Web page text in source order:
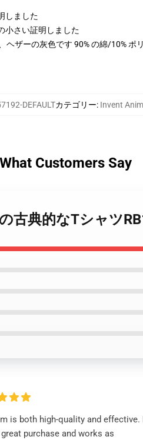
しました
小さい証明しました
ザーの灰色です 90% の綿/10%
DEFAULTカテゴリー: Invent
What Customers Say
古典的なTシャツ
is both high-quality and effective.
great purchase and works as